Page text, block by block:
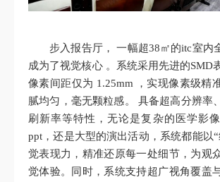
步入报告厅， 一幅超38㎡的itc室内
成为了视觉核心 。系统采用先进的SMD
像素间距仅为 1.25mm ，实现像素级精
腻均匀，毫无颗粒感。 具备超高分辨率
刷新率等特性，无论是复杂的医学影
ppt，还是大型的演出活动，系统都能以
觉表现力，精准还原每一处细节，为观
觉体验。同时，系统支持超广视角覆盖